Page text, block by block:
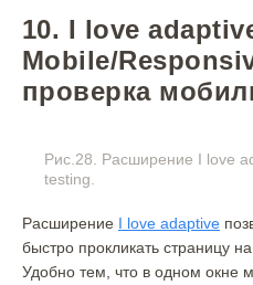
10. I love
Mobile/
проверка
Рис.28. Расширение I love
testing.
Расширение I love adaptive
быстро прокликать страницу
Удобно тем, что в одном окне